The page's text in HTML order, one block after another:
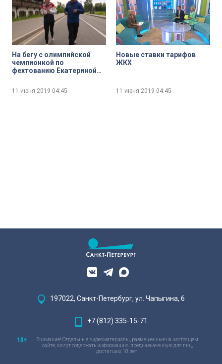
На бегу с олимпийской
чемпионкой по
фехтованию Екатериной
11 июня 2019 04:45
Новые ставки тарифов
ЖКХ
11 июня 2019 04:45
197022, Санкт-Петербург, ул. Чапыгина, 6
+7 (812) 335-15-71
Внимание! Отдельные видеоматериалы, размещенные на настоящем
сайте, могут содержать информацию, предназначенную для лиц,
достигших 18 лет.